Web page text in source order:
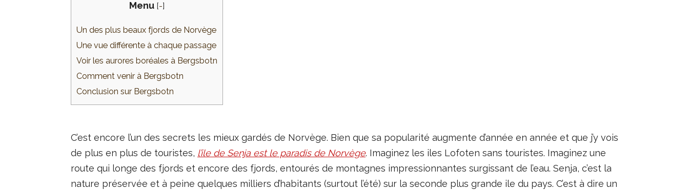
Menu [-]
Un des plus beaux fjords de Norvège
Une vue différente à chaque passage
Voir les aurores boréales à Bergsbotn
Comment venir à Bergsbotn
Conclusion sur Bergsbotn
C’est encore l’un des secrets les mieux gardés de Norvège. Bien que sa popularité augmente d’année en année et que j’y vois
de plus en plus de touristes, l’ile de Senja est le paradis de Norvège. Imaginez les iles Lofoten sans touristes. Imaginez une
route qui longe des fjords et encore des fjords, entourés de montagnes impressionnantes surgissant de l’eau. Senja, c’est la
nature préservée et à peine quelques milliers d’habitants (surtout l’été) sur la seconde plus grande ile du pays. C’est à dire un